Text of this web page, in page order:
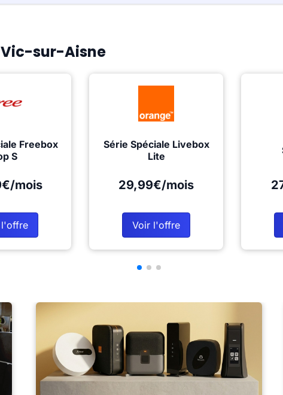
Vic-sur-Aisne
Freebox
S
mois
Série Spéciale Livebox
Lite
29,99€/mois
Voir l'offre